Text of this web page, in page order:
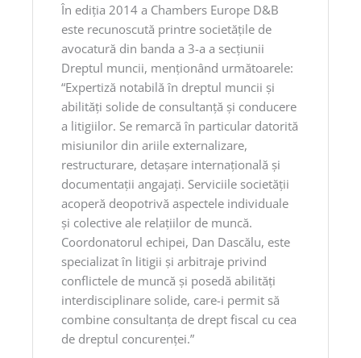
În ediţia 2014 a Chambers Europe D&B
este recunoscută printre societăţile de
avocatură din banda a 3-a a secţiunii
Dreptul muncii, menţionând următoarele:
“Expertiză notabilă în dreptul muncii şi
abilităţi solide de consultanţă şi conducere
a litigiilor. Se remarcă în particular datorită
misiunilor din ariile externalizare,
restructurare, detaşare internaţională şi
documentaţii angajaţi. Serviciile societăţii
acoperă deopotrivă aspectele individuale
şi colective ale relaţiilor de muncă.
Coordonatorul echipei, Dan Dascălu, este
specializat în litigii şi arbitraje privind
conflictele de muncă şi posedă abilităţi
interdisciplinare solide, care-i permit să
combine consultanţa de drept fiscal cu cea
de dreptul concurenţei.”